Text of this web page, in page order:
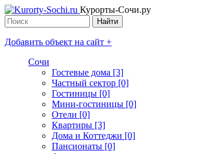
Курорты-Сочи.ру
Добавить объект на сайт +
Сочи
Гостевые дома [3]
Частный сектор [0]
Гостиницы [0]
Мини-гостиницы [0]
Отели [0]
Квартиры [3]
Дома и Коттеджи [0]
Пансионаты [0]